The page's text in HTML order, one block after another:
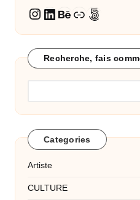
Instagram
LinkedIn
Behance
Lien500px
Recherche, fais
Categories
Artiste
CULTURE